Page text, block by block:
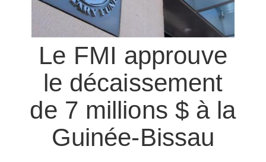
Le FMI approuve
le décaissement
de 7 millions $ à la
Guinée-Bissau